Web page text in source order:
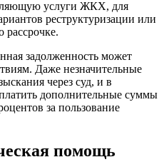
услуги ЖКХ, для
реструктуризации или
рассрочке.
задолженность может
Даже незначительные
через суд, и в
дополнительные суммы
за пользование
помощь